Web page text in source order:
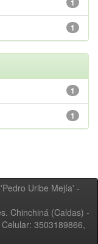
1
1
1
1
Uribe Mejía' -
Chinchiná (Caldas) -
3503189866,